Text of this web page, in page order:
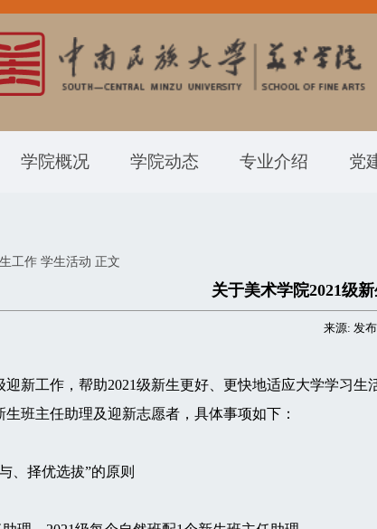
学院概况 学院动态 专业介绍 党
工作 学生活动 正文
关于美术学院2021级
来源: 发
工作，帮助2021级新生更好、更快地适应大学学习生
生班主任助理及迎新志愿者，具体事项如下：
、择优选拔”的原则